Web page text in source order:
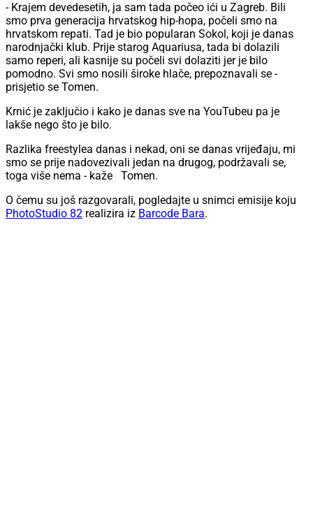
- Krajem devedesetih, ja sam tada počeo ići u Zagreb. Bili
smo prva generacija hrvatskog hip-hopa, počeli smo na
hrvatskom repati. Tad je bio popularan Sokol, koji je danas
narodnjački klub. Prije starog Aquariusa, tada bi dolazili
samo reperi, ali kasnije su počeli svi dolaziti jer je bilo
pomodno. Svi smo nosili široke hlače, prepoznavali se -
prisjetio se Tomen.
Krnić je zaključio i kako je danas sve na YouTubeu pa je
lakše nego što je bilo.
Razlika freestylea danas i nekad, oni se danas vrijeđaju, mi
smo se prije nadovezivali jedan na drugog, podržavali se,
toga više nema - kaže Tomen.
O čemu su još razgovarali, pogledajte u snimci emisije koju
PhotoStudio 82 realizira iz Barcode Bara.